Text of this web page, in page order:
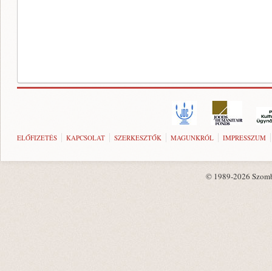
ELŐFIZETÉS KAPCSOLAT SZERKESZTŐK MAGUNKRÓL IMPRESSZUM
© 1989-2026